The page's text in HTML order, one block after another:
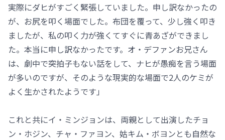
実際にダヒがすごく緊張していました。申し訳なかったの
が、お尻を叩く場面でした。布団を覆って、少し強く叩き
ましたが、私の叩く力が強くてすぐに青あざができまし
た。本当に申し訳なかったです。オ・デファンお兄さん
は、劇中で突拍子もない話をして、ナヒが愚痴を言う場面
が多いのですが、そのような現実的な場面で2人のケミが
よく生かされたようです」
これと共にイ・ミンジョンは、両親として出演したチョ
ン・ホジン、チャ・ファヨン、姑キム・ボヨンとも自然な